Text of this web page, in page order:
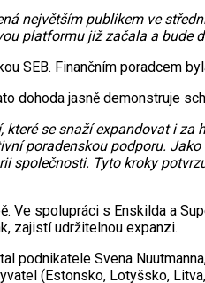
největším publikem ve
platformu již začala a bude
SEB. Finančním poradcem
dohoda jasně demonstruje
se snaží expandovat i
poradenskou podporu.
Tyto kroky
Ve spolupráci s Enskilda a
zajistí udržitelnou expanzi.
podnikatele Svena
(Estonsko, Lotyšsko,